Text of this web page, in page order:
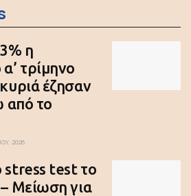
η
τρίμηνο
έζησαν
από το
2026
stress test το
Μείωση για